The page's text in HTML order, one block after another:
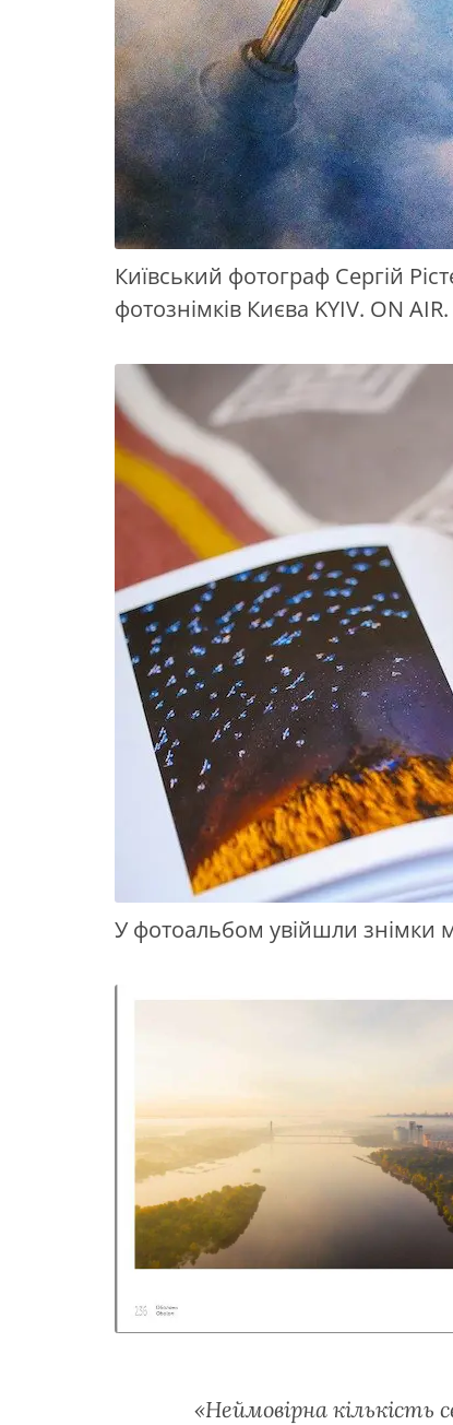
Київський фотограф Сергій
фотознімків Києва KYIV. ON AIR.
У фотоальбом увійшли знімки
«Неймовірна кількість